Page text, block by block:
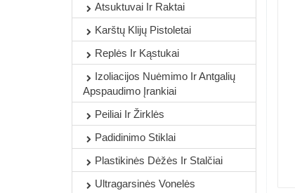
Atsuktuvai Ir Raktai
Karštų Klijų Pistoletai
Replės Ir Kąstukai
Izoliacijos Nuėmimo Ir Antgalių
Apspaudimo Įrankiai
Peiliai Ir Žirklės
Padidinimo Stiklai
Plastikinės Dėžės Ir Stalčiai
Ultragarsinės Vonelės